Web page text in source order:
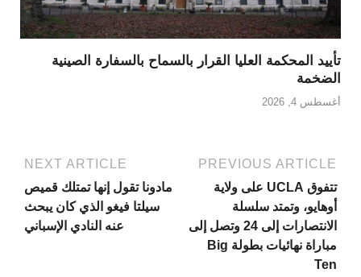
تأييد المحكمة العليا القرار بالسماح بالسفارة الصينية
الضخمة
أغسطس 4, 2026
PREVIOUS ARTICLE
تتفوق UCLA على ولاية
أوهايو، وتمتد سلسلة
الانتصارات إلى 24 وتصل إلى
مباراة نهائيات بطولة Big
Ten
NEXT ARTICLE
مادونا تقول إنها تمتلك قميص
سيلتا فيغو الذي كان يبحث
عنه النادي الإسباني